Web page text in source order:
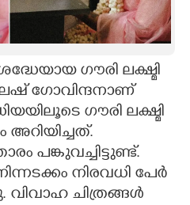
ഗൗരി ലക്ഷ്മി
ഗോവിന്ദനാണ്
ഗൗരി ലക്ഷ്മി
അറിയിച്ചത്.
പങ്കുവച്ചിട്ടുണ്ട്.
നിരവധി പേർ
ചിത്രങ്ങൾ